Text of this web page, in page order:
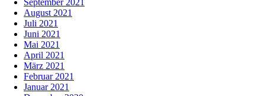
September 2021
August 2021
Juli 2021
Juni 2021
Mai 2021
April 2021
März 2021
Februar 2021
Januar 2021